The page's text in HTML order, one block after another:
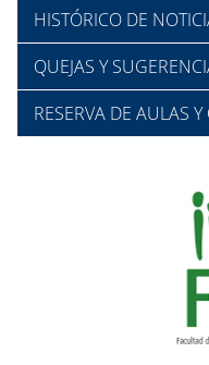
HISTÓRICO DE
QUEJAS Y
RESERVA DE AULAS